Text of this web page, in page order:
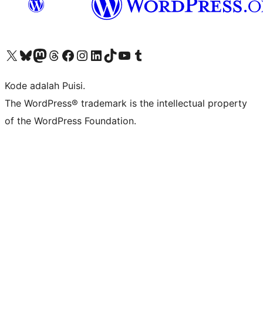
Kunjungi akun X (sebelumnya Twitter) kamiVisit our Bluesky account
Kunjungi akun Mastodon kami
Visit our Threads account
Kunjungi halaman Facebook kamiKunjungi akun Instagram kamiKunjungi akun LinkedIn kami
Visit our TikTok account
Kunjungi channel YouTube kamiVisit our Tumblr account
Kode adalah Puisi.
The WordPress® trademark is the intellectual property
of the WordPress Foundation.